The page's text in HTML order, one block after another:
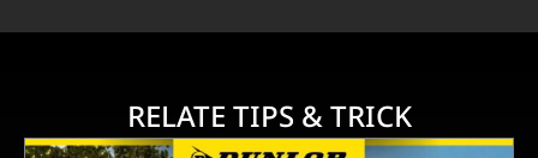
RELATE TIPS & TRICK